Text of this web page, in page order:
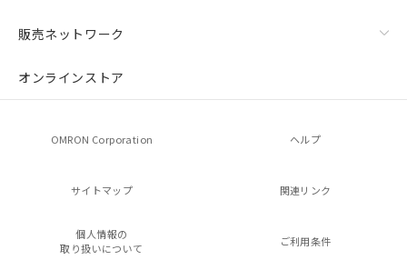
販売ネットワーク
オンラインストア
OMRON Corporation ヘルプ
サイトマップ 関連リンク
個人情報の
取り扱いについて
ご利用条件